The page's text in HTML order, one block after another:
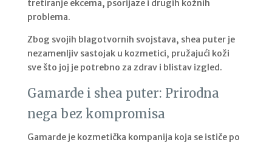
tretiranje ekcema, psorijaze i drugih kožnih
problema.
Zbog svojih blagotvornih svojstava, shea puter je
nezamenljiv sastojak u kozmetici, pružajući koži
sve što joj je potrebno za zdrav i blistav izgled.
Gamarde i shea puter: Prirodna
nega bez kompromisa
Gamarde je kozmetička kompanija koja se ističe po